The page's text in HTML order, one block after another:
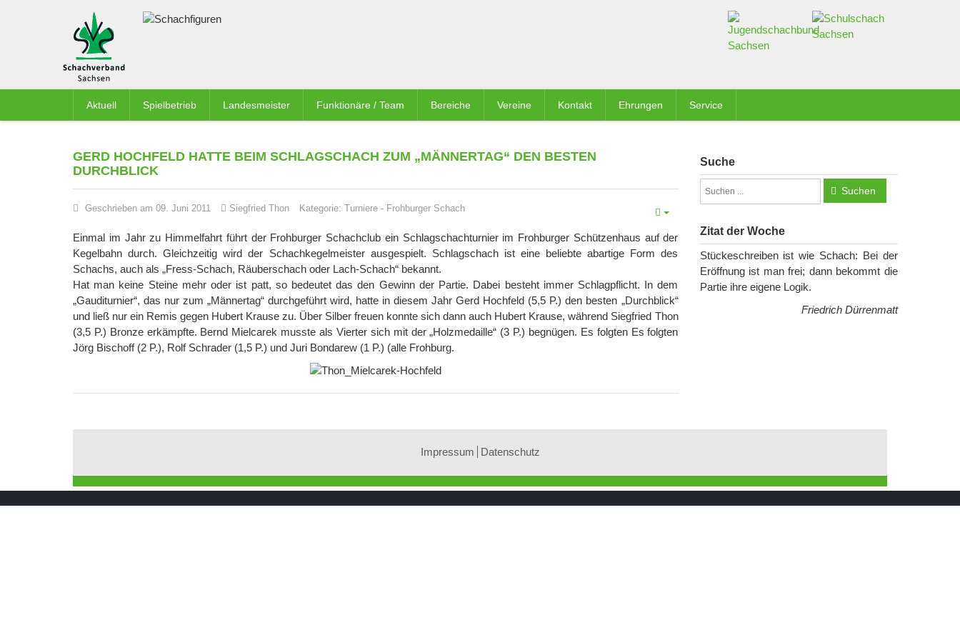
Aktuell Spielbetrieb Landesmeister Funktionäre / Team Bereiche Vereine Kontakt Ehrungen Service
GERD HOCHFELD HATTE BEIM SCHLAGSCHACH ZUM „MÄNNERTAG“ DEN BESTEN
DURCHBLICK
Geschrieben am 09. Juni 2011 Siegfried Thon Kategorie: Turniere - Frohburger Schach
Einmal im Jahr zu Himmelfahrt führt der Frohburger Schachclub ein Schlagschachturnier im Frohburger Schützenhaus auf der
Kegelbahn durch. Gleichzeitig wird der Schachkegelmeister ausgespielt. Schlagschach ist eine beliebte abartige Form des
Schachs, auch als „Fress-Schach, Räuberschach oder Lach-Schach“ bekannt.
Hat man keine Steine mehr oder ist patt, so bedeutet das den Gewinn der Partie. Dabei besteht immer Schlagpflicht. In dem
„Gauditurnier“, das nur zum „Männertag“ durchgeführt wird, hatte in diesem Jahr Gerd Hochfeld (5,5 P.) den besten „Durchblick“
und ließ nur ein Remis gegen Hubert Krause zu. Über Silber freuen konnte sich dann auch Hubert Krause, während Siegfried Thon
(3,5 P.) Bronze erkämpfte. Bernd Mielcarek musste als Vierter sich mit der „Holzmedaille“ (3 P.) begnügen. Es folgten Es folgten
Jörg Bischoff (2 P.), Rolf Schrader (1,5 P.) und Juri Bondarew (1 P.) (alle Frohburg.
Suche
Suchen
Zitat der Woche
Stückeschreiben ist wie Schach: Bei der
Eröffnung ist man frei; dann bekommt die
Partie ihre eigene Logik.
Friedrich Dürrenmatt
Impressum Datenschutz